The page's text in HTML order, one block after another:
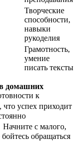
Творческие
способности,
навыки
рукоделия
Грамотность,
умение
писать тексты
в домашних
к
успех приходит
Начните с малого,
обращаться